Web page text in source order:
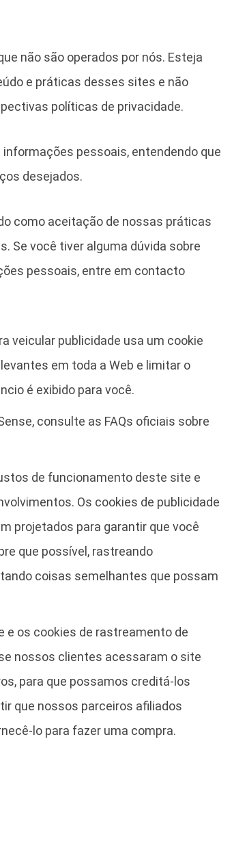
não são operados por nós. Esteja
e práticas desses sites e não
políticas de privacidade.
pessoais, entendendo que
desejados.
como aceitação de nossas práticas
Se você tiver alguma dúvida sobre
pessoais, entre em contacto
veicular publicidade usa um cookie
em toda a Web e limitar o
é exibido para você.
consulte as FAQs oficiais sobre
de funcionamento deste site e
Os cookies de publicidade
projetados para garantir que você
que possível, rastreando
coisas semelhantes que possam
e os cookies de rastreamento de
nossos clientes acessaram o site
para que possamos creditá-los
que nossos parceiros afiliados
lo para fazer uma compra.